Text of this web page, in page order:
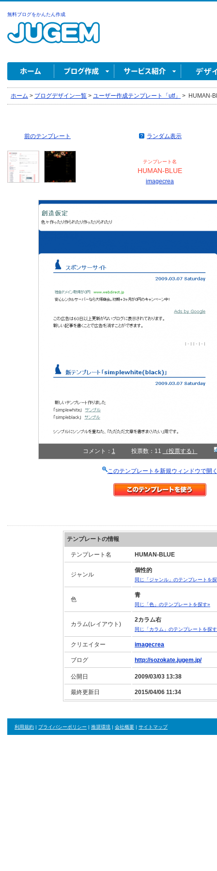
無料ブログをかんたん作成
ホーム > ブログデザイン一覧 > ユーザー作成テンプレート「utf」 > HUMAN-
前のテンプレート ランダム表示
テンプレート名
HUMAN-BLUE
imagecrea
コメント： 1 投票数：11 （投票する）
このテンプレートを新規ウィンドウで開
テンプレートの情報
テンプレート名 HUMAN-BLUE
ジャンル
個性的
同じ「ジャンル」のテンプレートを
色
青
同じ「色」のテンプレートを探す»
カラム(レイアウト)
2カラム右
同じ「カラム」のテンプレートを探
クリエイター imagecrea
ブログ http://sozokate.jugem.jp/
公開日 2009/03/03 13:38
最終更新日 2015/04/06 11:34
利用規約 | プライバシーポリシー | 推奨環境 | 会社概要 | サイトマップ